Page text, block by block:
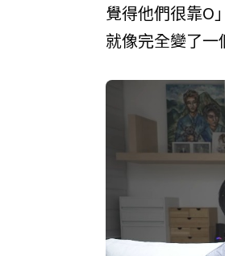
覺得他們很靠O
就像完全變了一